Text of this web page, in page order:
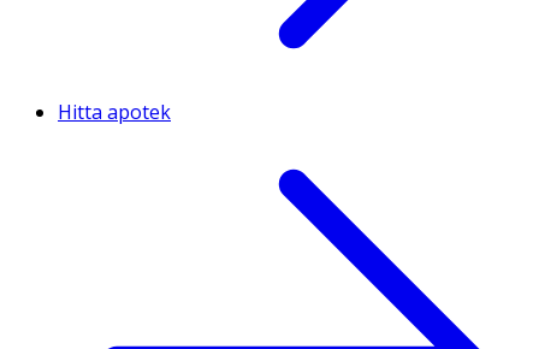
Hitta apotek